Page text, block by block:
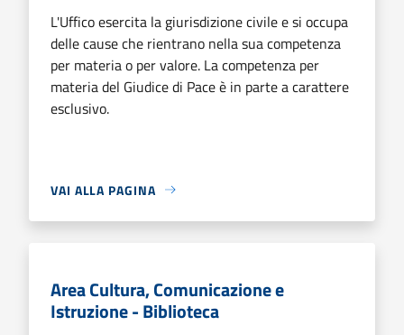
L'Uffico esercita la giurisdizione civile e si occupa
delle cause che rientrano nella sua competenza
per materia o per valore. La competenza per
materia del Giudice di Pace è in parte a carattere
esclusivo.
VAI ALLA PAGINA
Area Cultura, Comunicazione e
Istruzione - Biblioteca